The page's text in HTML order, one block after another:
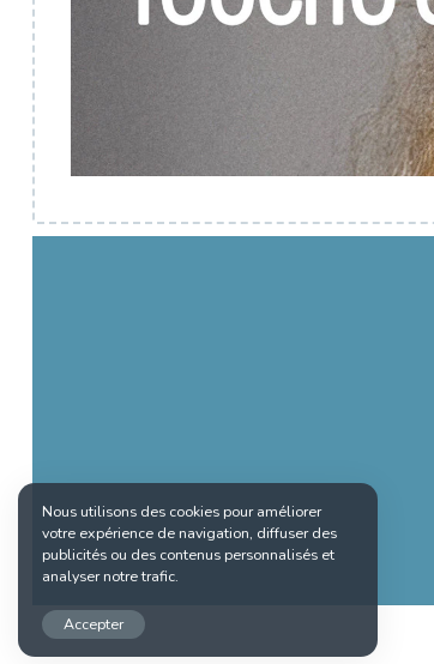
Nous utilisons des cookies pour améliorer
votre expérience de navigation, diffuser des
publicités ou des contenus personnalisés et
analyser notre trafic.
Accepter